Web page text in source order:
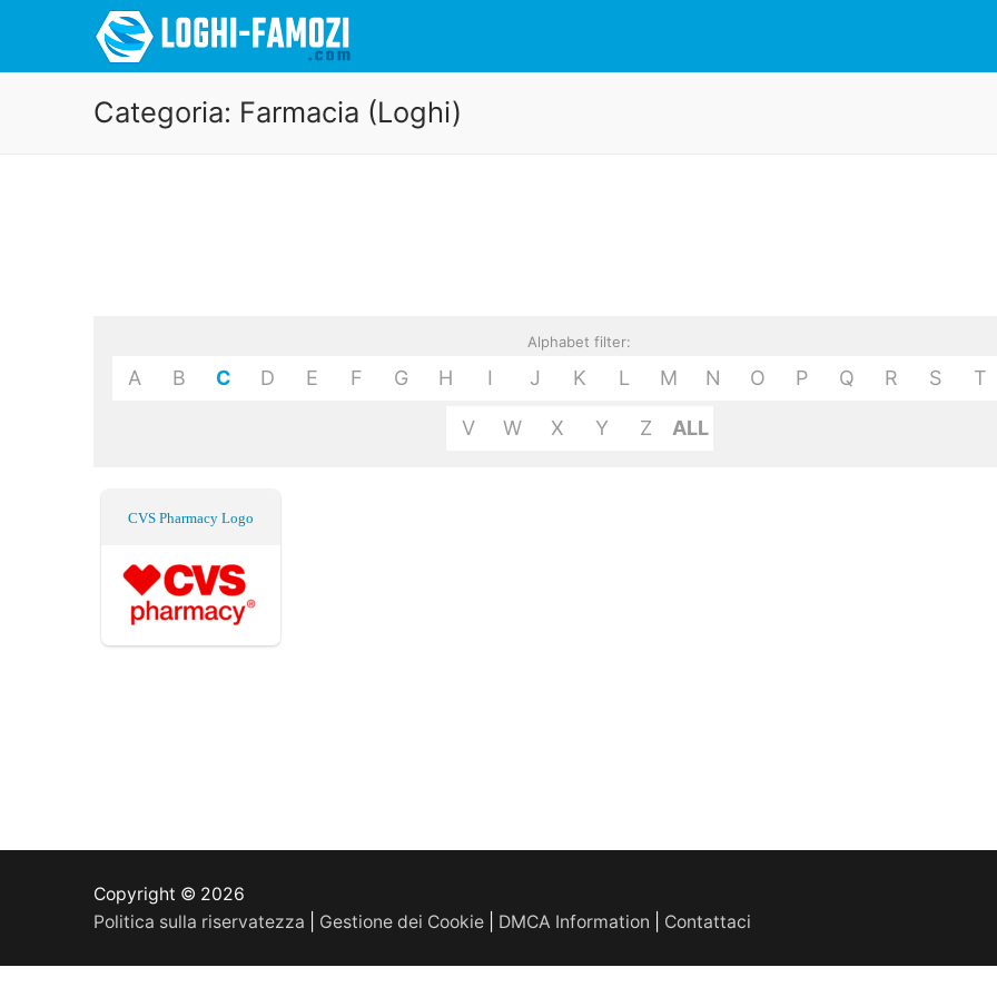
Categoria: Farmacia (Loghi)
Alphabet filter:
A B C D E F G H I J K L M N O P Q R S T
V W X Y Z ALL
CVS Pharmacy Logo
Copyright © 2026
Politica sulla riservatezza
Gestione dei Cookie DMCA Information Contattaci